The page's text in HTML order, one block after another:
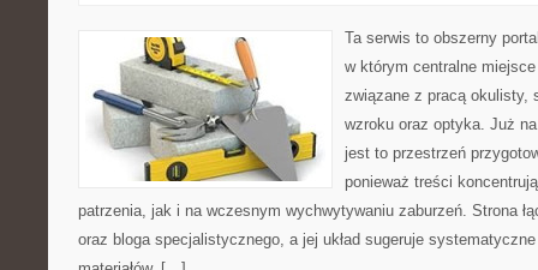
Ta serwis to obszerny
w którym centralne
związane z pracą okulisty,
wzroku oraz optyka. Już
jest to przestrzeń
ponieważ treści
patrzenia, jak i na wczesnym wychwytywaniu zaburzeń. Strona
oraz bloga specjalistycznego, a jej układ sugeruje